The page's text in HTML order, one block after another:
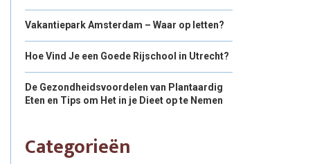
Vakantiepark Amsterdam – Waar op letten?
Hoe Vind Je een Goede Rijschool in Utrecht?
De Gezondheidsvoordelen van Plantaardig
Eten en Tips om Het in je Dieet op te Nemen
Categorieën